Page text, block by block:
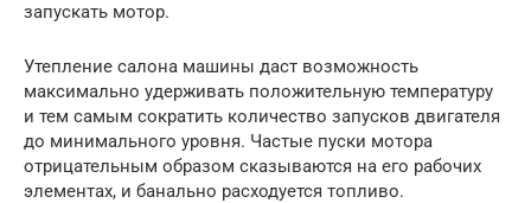
запускать мотор.
Утепление салона машины даст возможность
максимально удерживать положительную температуру
и тем самым сократить количество запусков двигателя
до минимального уровня. Частые пуски мотора
отрицательным образом сказываются на его рабочих
элементах, и банально расходуется топливо.